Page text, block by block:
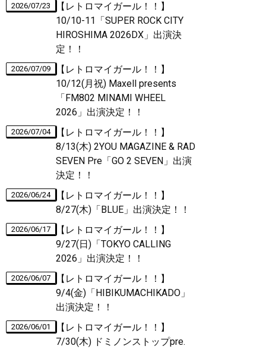
2026/07/23
【レトロマイガール！！】
10/10-11「SUPER ROCK CITY
HIROSHIMA 2026DX」出演決
定！！
2026/07/09
【レトロマイガール！！】
10/12(月祝) Maxell presents
「FM802 MINAMI WHEEL
2026」出演決定！！
2026/07/04
【レトロマイガール！！】
8/13(木) 2YOU MAGAZINE & RAD
SEVEN Pre「GO 2 SEVEN」出演
決定！！
2026/06/24
【レトロマイガール！！】
8/27(木)「BLUE」出演決定！！
2026/06/17
【レトロマイガール！！】
9/27(日)「TOKYO CALLING
2026」出演決定！！
2026/06/07
【レトロマイガール！！】
9/4(金)「HIBIKUMACHIKADO」
出演決定！！
2026/06/01
【レトロマイガール！！】
7/30(木) ドミノンストップpre.